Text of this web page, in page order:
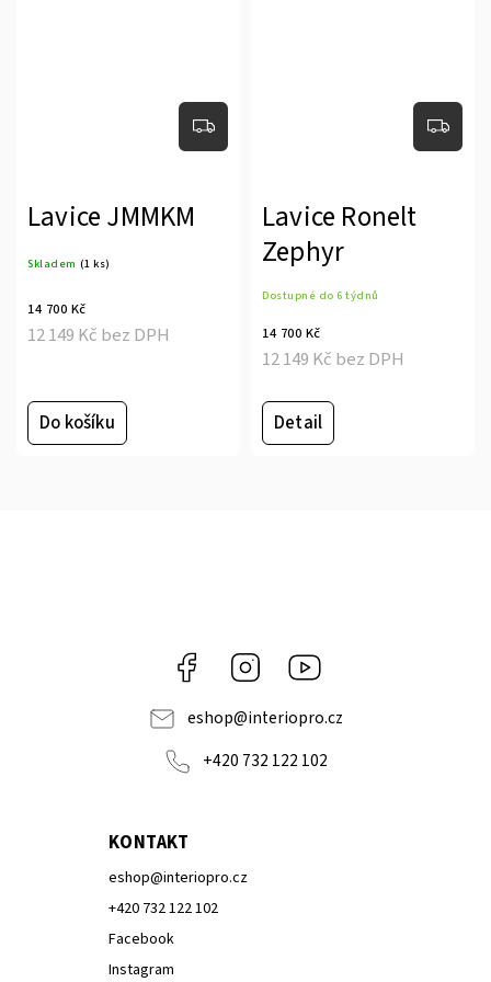
Lavice JMMKM
Skladem (1 ks)
12 149 Kč bez DPH
14 700 Kč
Do košíku
Lavice Ronelt
Zephyr
Dostupné do 6 týdnů
12 149 Kč bez DPH
14 700 Kč
Detail
Facebook Instagram
eshop@interiopro.cz
+420 732 122 102
KONTAKT
eshop@interiopro.cz
+420 732 122 102
Facebook
Instagram